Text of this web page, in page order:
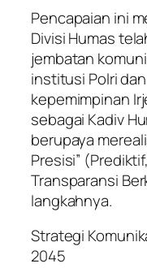
Pencapaian ini
Divisi Humas
jembatan
institusi Polri
kepemimpinan
sebagai Kadiv
berupaya
Presisi”
Transparansi
langkahnya.
Strategi
2045